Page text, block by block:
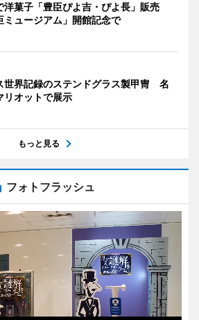
洋菓子「豊臣ぴよ吉・ぴよ長」販売
ミュージアム」開館記念で
世界記録のステンドグラス製甲冑 名
リオットで展示
もっと見る
フォトフラッシュ